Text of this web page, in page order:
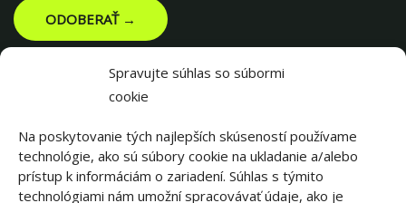
Spravujte súhlas so súbormi
cookie
Na poskytovanie tých najlepších skúseností používame
technológie, ako sú súbory cookie na ukladanie a/alebo
prístup k informáciám o zariadení. Súhlas s týmito
technológiami nám umožní spracovávať údaje, ako je
ODOBERAŤ →